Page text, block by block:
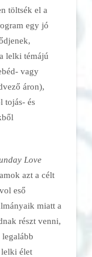
töltsék el a
egy jó
lelki témájú
vagy
áron),
tojás- és
Love
azt a célt
eső
miatt a
részt venni,
élet